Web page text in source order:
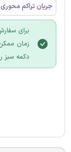
جریان تراکم
برای
زمان
دکمه سبز